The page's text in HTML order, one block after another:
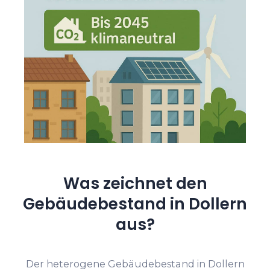
Was zeichnet den
Gebäudebestand in Dollern
aus?
Der heterogene Gebäudebestand in Dollern